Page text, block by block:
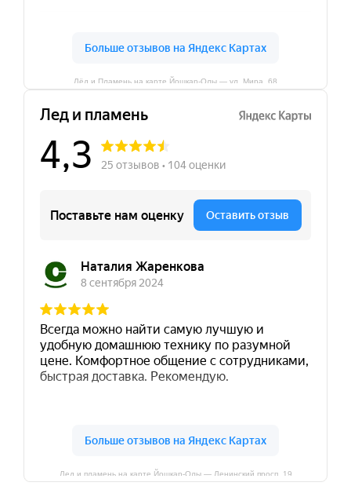
Лёд и Пламень на карте Йошкар‑Олы — ул. Мира, 68
Лед и пламень на карте Йошкар‑Олы — Ленинский просп.,19